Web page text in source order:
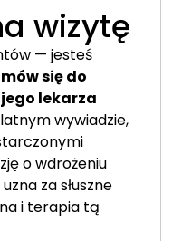
wizytę
— jesteś
się do
lekarza
wywiadzie,
o wdrożeniu
za słuszne
i terapia tą